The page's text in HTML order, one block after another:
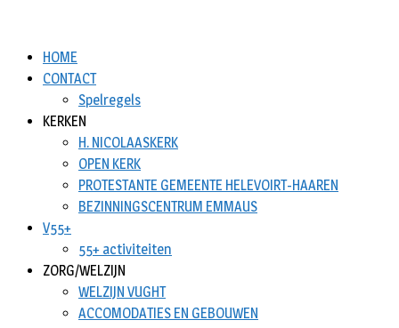
HOME
CONTACT
Spelregels
KERKEN
H. NICOLAASKERK
OPEN KERK
PROTESTANTE GEMEENTE HELEVOIRT-HAAREN
BEZINNINGSCENTRUM EMMAUS
V55+
55+ activiteiten
ZORG/WELZIJN
WELZIJN VUGHT
ACCOMODATIES EN GEBOUWEN